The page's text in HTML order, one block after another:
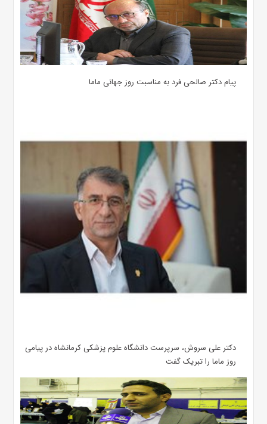
پیام دکتر صالحی فرد به مناسبت روز جهانی ماما
دکتر علی سروش، سرپرست دانشگاه علوم پزشکی کرمانشاه در پیامی
روز ماما را تبریک گفت